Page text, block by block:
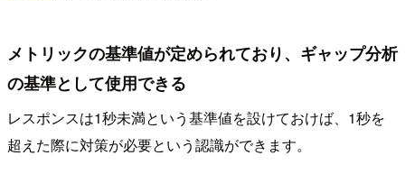
メトリックの基準値が定められており、ギャップ分析
の基準として使用できる
レスポンスは1秒未満という基準値を設けておけば、1秒を
超えた際に対策が必要という認識ができます。